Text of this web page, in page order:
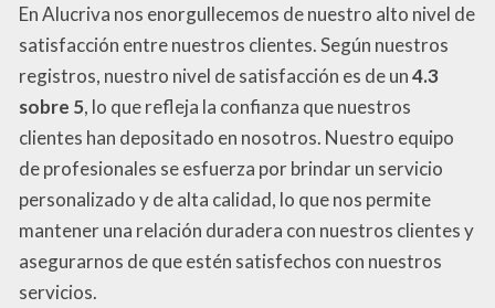
En Alucriva nos enorgullecemos de nuestro alto nivel de
satisfacción entre nuestros clientes. Según nuestros
registros, nuestro nivel de satisfacción es de un4.3
sobre 5, lo que refleja la confianza que nuestros
clientes han depositado en nosotros. Nuestro equipo
de profesionales se esfuerza por brindar un servicio
personalizado y de alta calidad, lo que nos permite
mantener una relación duradera con nuestros clientes y
asegurarnos de que estén satisfechos con nuestros
servicios.